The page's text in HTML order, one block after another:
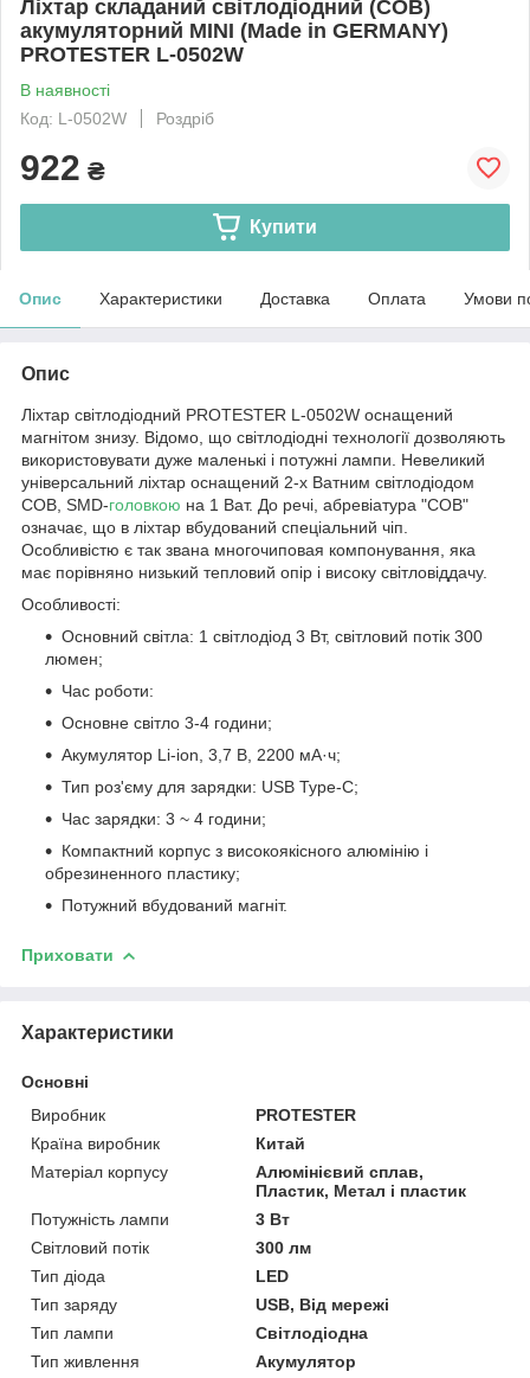
Ліхтар складаний світлодіодний (COB)
акумуляторний MINI (Made in GERMANY)
PROTESTER L-0502W
В наявності
Код: L-0502W
Роздріб
922 ₴
Купити
Опис Характеристики Доставка Оплата Умови
Опис
Ліхтар світлодіодний PROTESTER L-0502W оснащений
магнітом знизу. Відомо, що світлодіодні технології дозволяють
використовувати дуже маленькі і потужні лампи. Невеликий
універсальний ліхтар оснащений 2-х Ватним світлодіодом
COB, SMD-головкою на 1 Ват. До речі, абревіатура "COB"
означає, що в ліхтар вбудований спеціальний чіп.
Особливістю є так звана многочиповая компонування, яка
має порівняно низький тепловий опір і високу світловіддачу.
Особливості:
Основний світла: 1 світлодіод 3 Вт, світловий потік 300
люмен;
Час роботи:
Основне світло 3-4 години;
Акумулятор Li-ion, 3,7 В, 2200 мА·ч;
Тип роз'єму для зарядки: USB Type-C;
Час зарядки: 3 ~ 4 години;
Компактний корпус з високоякісного алюмінію і
обрезиненного пластику;
Потужний вбудований магніт.
Приховати
Характеристики
Основні
Виробник
PROTESTER
Країна виробник
Китай
Матеріал корпусу
Алюмінієвий сплав,
Пластик, Метал і пластик
Потужність лампи
3 Вт
Світловий потік
300 лм
Тип діода
LED
Тип заряду
USB, Від мережі
Тип лампи
Світлодіодна
Тип живлення
Акумулятор